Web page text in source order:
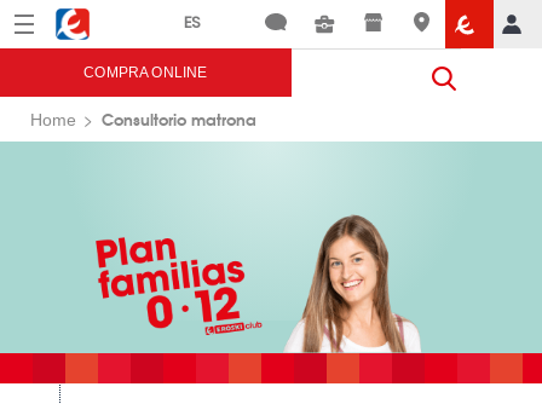
Menú Eroski
COMPRA ONLINE
Home Consultorio matrona